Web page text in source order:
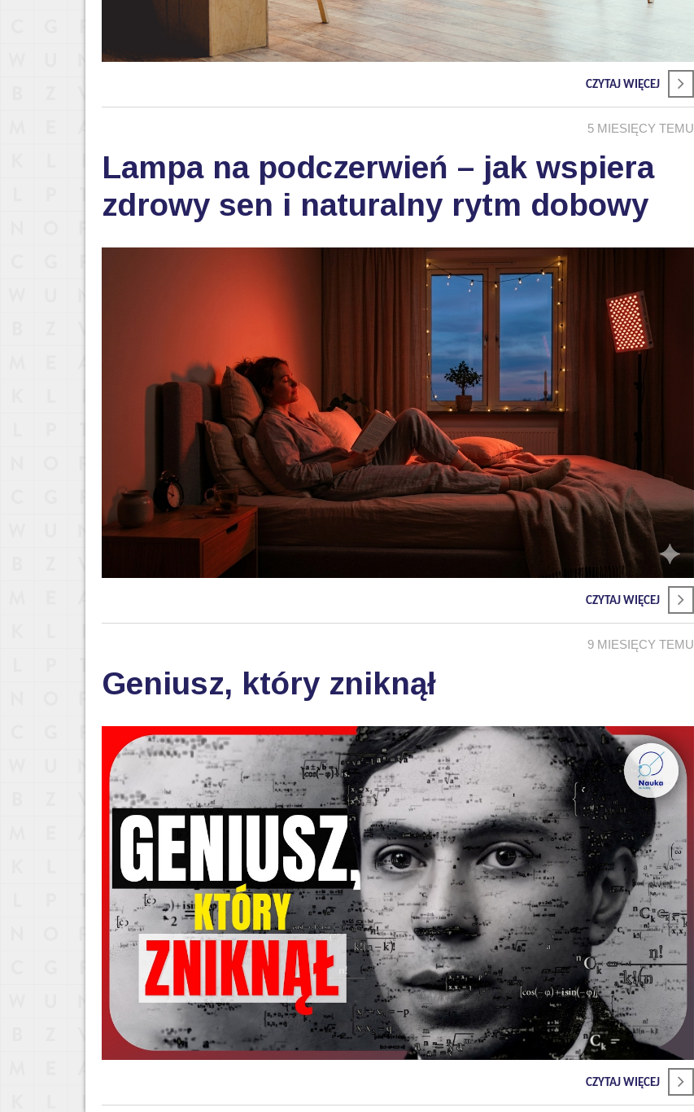
CZYTAJ WIĘCEJ
5 MIESIĘCY TEMU
Lampa na podczerwień – jak wspiera
zdrowy sen i naturalny rytm dobowy
CZYTAJ WIĘCEJ
9 MIESIĘCY TEMU
Geniusz, który zniknął
CZYTAJ WIĘCEJ